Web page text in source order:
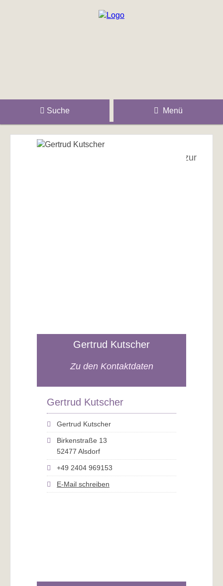
Suche Menü
Gertrud Kutscher
Zu den Kontaktdaten
Gertrud Kutscher
Gertrud Kutscher
Birkenstraße 13
52477 Alsdorf
+49 2404 969153
E-Mail schreiben
zur